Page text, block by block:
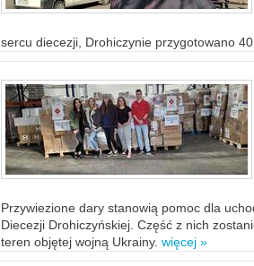
sercu diecezji, Drohiczynie przygotowano
Przywiezione dary stanowią pomoc dla
Diecezji Drohiczyńskiej. Część z nich
teren objętej wojną Ukrainy. więcej »